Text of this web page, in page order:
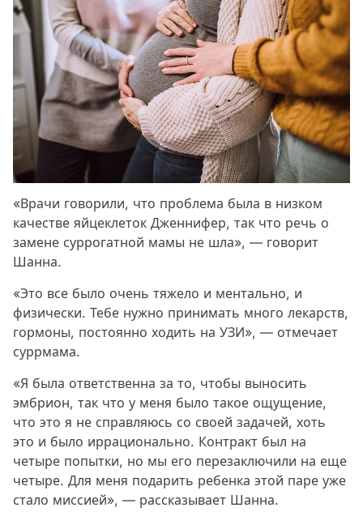
«Врачи говорили, что проблема была в низком
качестве яйцеклеток Дженнифер, так что речь о
замене суррогатной мамы не шла», — говорит
Шанна.
«Это все было очень тяжело и ментально, и
физически. Тебе нужно принимать много лекарств,
гормоны, постоянно ходить на УЗИ», — отмечает
суррмама.
«Я была ответственна за то, чтобы выносить
эмбрион, так что у меня было такое ощущение,
что это я не справляюсь со своей задачей, хоть
это и было иррационально. Контракт был на
четыре попытки, но мы его перезаключили на еще
четыре. Для меня подарить ребенка этой паре уже
стало миссией», — рассказывает Шанна.